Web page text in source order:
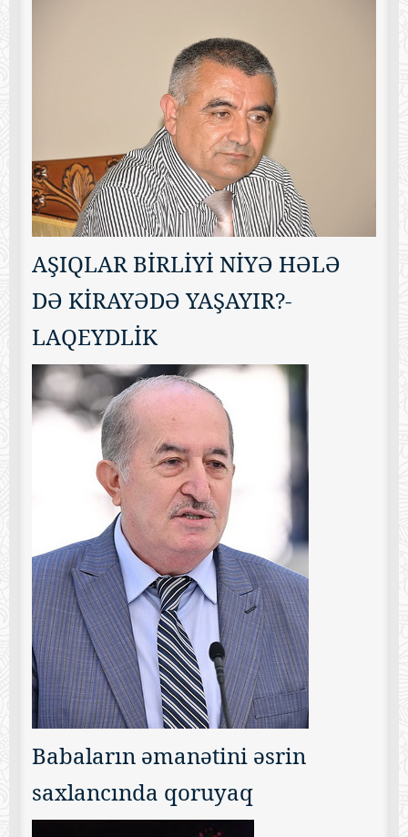
AŞIQLAR BİRLİYİ NİYƏ HƏLƏ
DƏ KİRAYƏDƏ YAŞAYIR?-
LAQEYDLİK
Babaların əmanətini əsrin
saxlancında qoruyaq